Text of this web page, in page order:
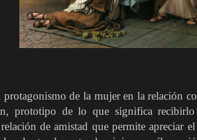
protagonismo de la mujer en la relación
prototipo de lo que significa
relación de amistad que permite apreciar